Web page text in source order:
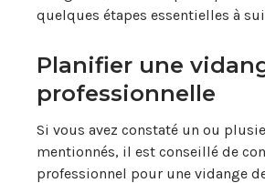
quelques étapes essentielles à
Planifier une
professionnelle
Si vous avez constaté un ou
mentionnés, il est conseillé de
professionnel pour une vidange